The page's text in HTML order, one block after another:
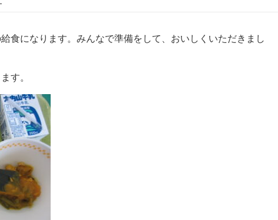
食になります。みんなで準備をして、おいしくいただきまし
す。